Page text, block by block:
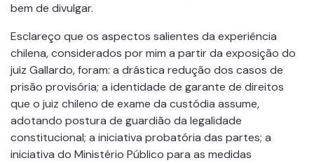
bem de divulgar.
Esclareço que os aspectos salientes da experiência
chilena, considerados por mim a partir da exposição do
juiz Gallardo, foram: a drástica redução dos casos de
prisão provisória; a identidade de garante de direitos
que o juiz chileno de exame da custódia assume,
adotando postura de guardião da legalidade
constitucional; a iniciativa probatória das partes; a
iniciativa do Ministério Público para as medidas